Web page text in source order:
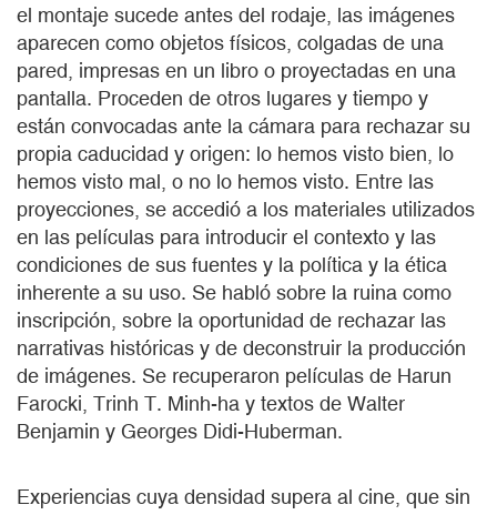
el montaje sucede antes del rodaje, las imágenes
aparecen como objetos físicos, colgadas de una
pared, impresas en un libro o proyectadas en una
pantalla. Proceden de otros lugares y tiempo y
están convocadas ante la cámara para rechazar su
propia caducidad y origen: lo hemos visto bien, lo
hemos visto mal, o no lo hemos visto. Entre las
proyecciones, se accedió a los materiales utilizados
en las películas para introducir el contexto y las
condiciones de sus fuentes y la política y la ética
inherente a su uso. Se habló sobre la ruina como
inscripción, sobre la oportunidad de rechazar las
narrativas históricas y de deconstruir la producción
de imágenes. Se recuperaron películas de Harun
Farocki, Trinh T. Minh-ha y textos de Walter
Benjamin y Georges Didi-Huberman.
Experiencias cuya densidad supera al cine, que sin